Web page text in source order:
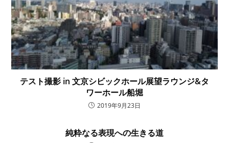
テスト撮影 in 文京シビックホール展望ラウンジ&タ
ワーホール船堀
2019年9月23日
純粋なる表現への生きる道